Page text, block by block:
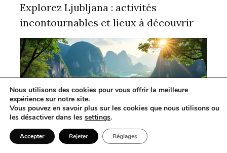
Explorez Ljubljana : activités
incontournables et lieux à découvrir
Nous utilisons des cookies pour vous offrir la meilleure
expérience sur notre site.
Vous pouvez en savoir plus sur les cookies que nous utilisons ou
les désactiver dans les settings.
Accepter Rejeter Réglages